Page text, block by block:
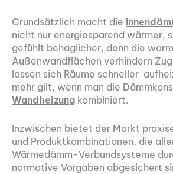
Grundsätzlich macht die
nicht nur energiesparend wärmer,
gefühlt behaglicher, denn die
Außenwandflächen verhindern
lassen sich Räume schneller
mehr gilt, wenn man die
Wandheizung kombiniert.
Inzwischen bietet der Markt
und Produktkombinationen, die
Wärmedämm-Verbundsysteme
normative Vorgaben abgesichert